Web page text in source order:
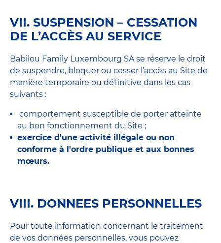
VII. SUSPENSION – CESSATION
DE L’ACCÈS AU SERVICE
Babilou Family Luxembourg SA se réserve le droit
de suspendre, bloquer ou cesser l’accès au Site de
manière temporaire ou définitive dans les cas
suivants :
comportement susceptible de porter atteinte
au bon fonctionnement du Site ;
exercice d'une activité illégale ou non
conforme à l'ordre publique et aux bonnes
mœurs.
VIII. DONNEES PERSONNELLES
Pour toute information concernant le traitement
de vos données personnelles, vous pouvez